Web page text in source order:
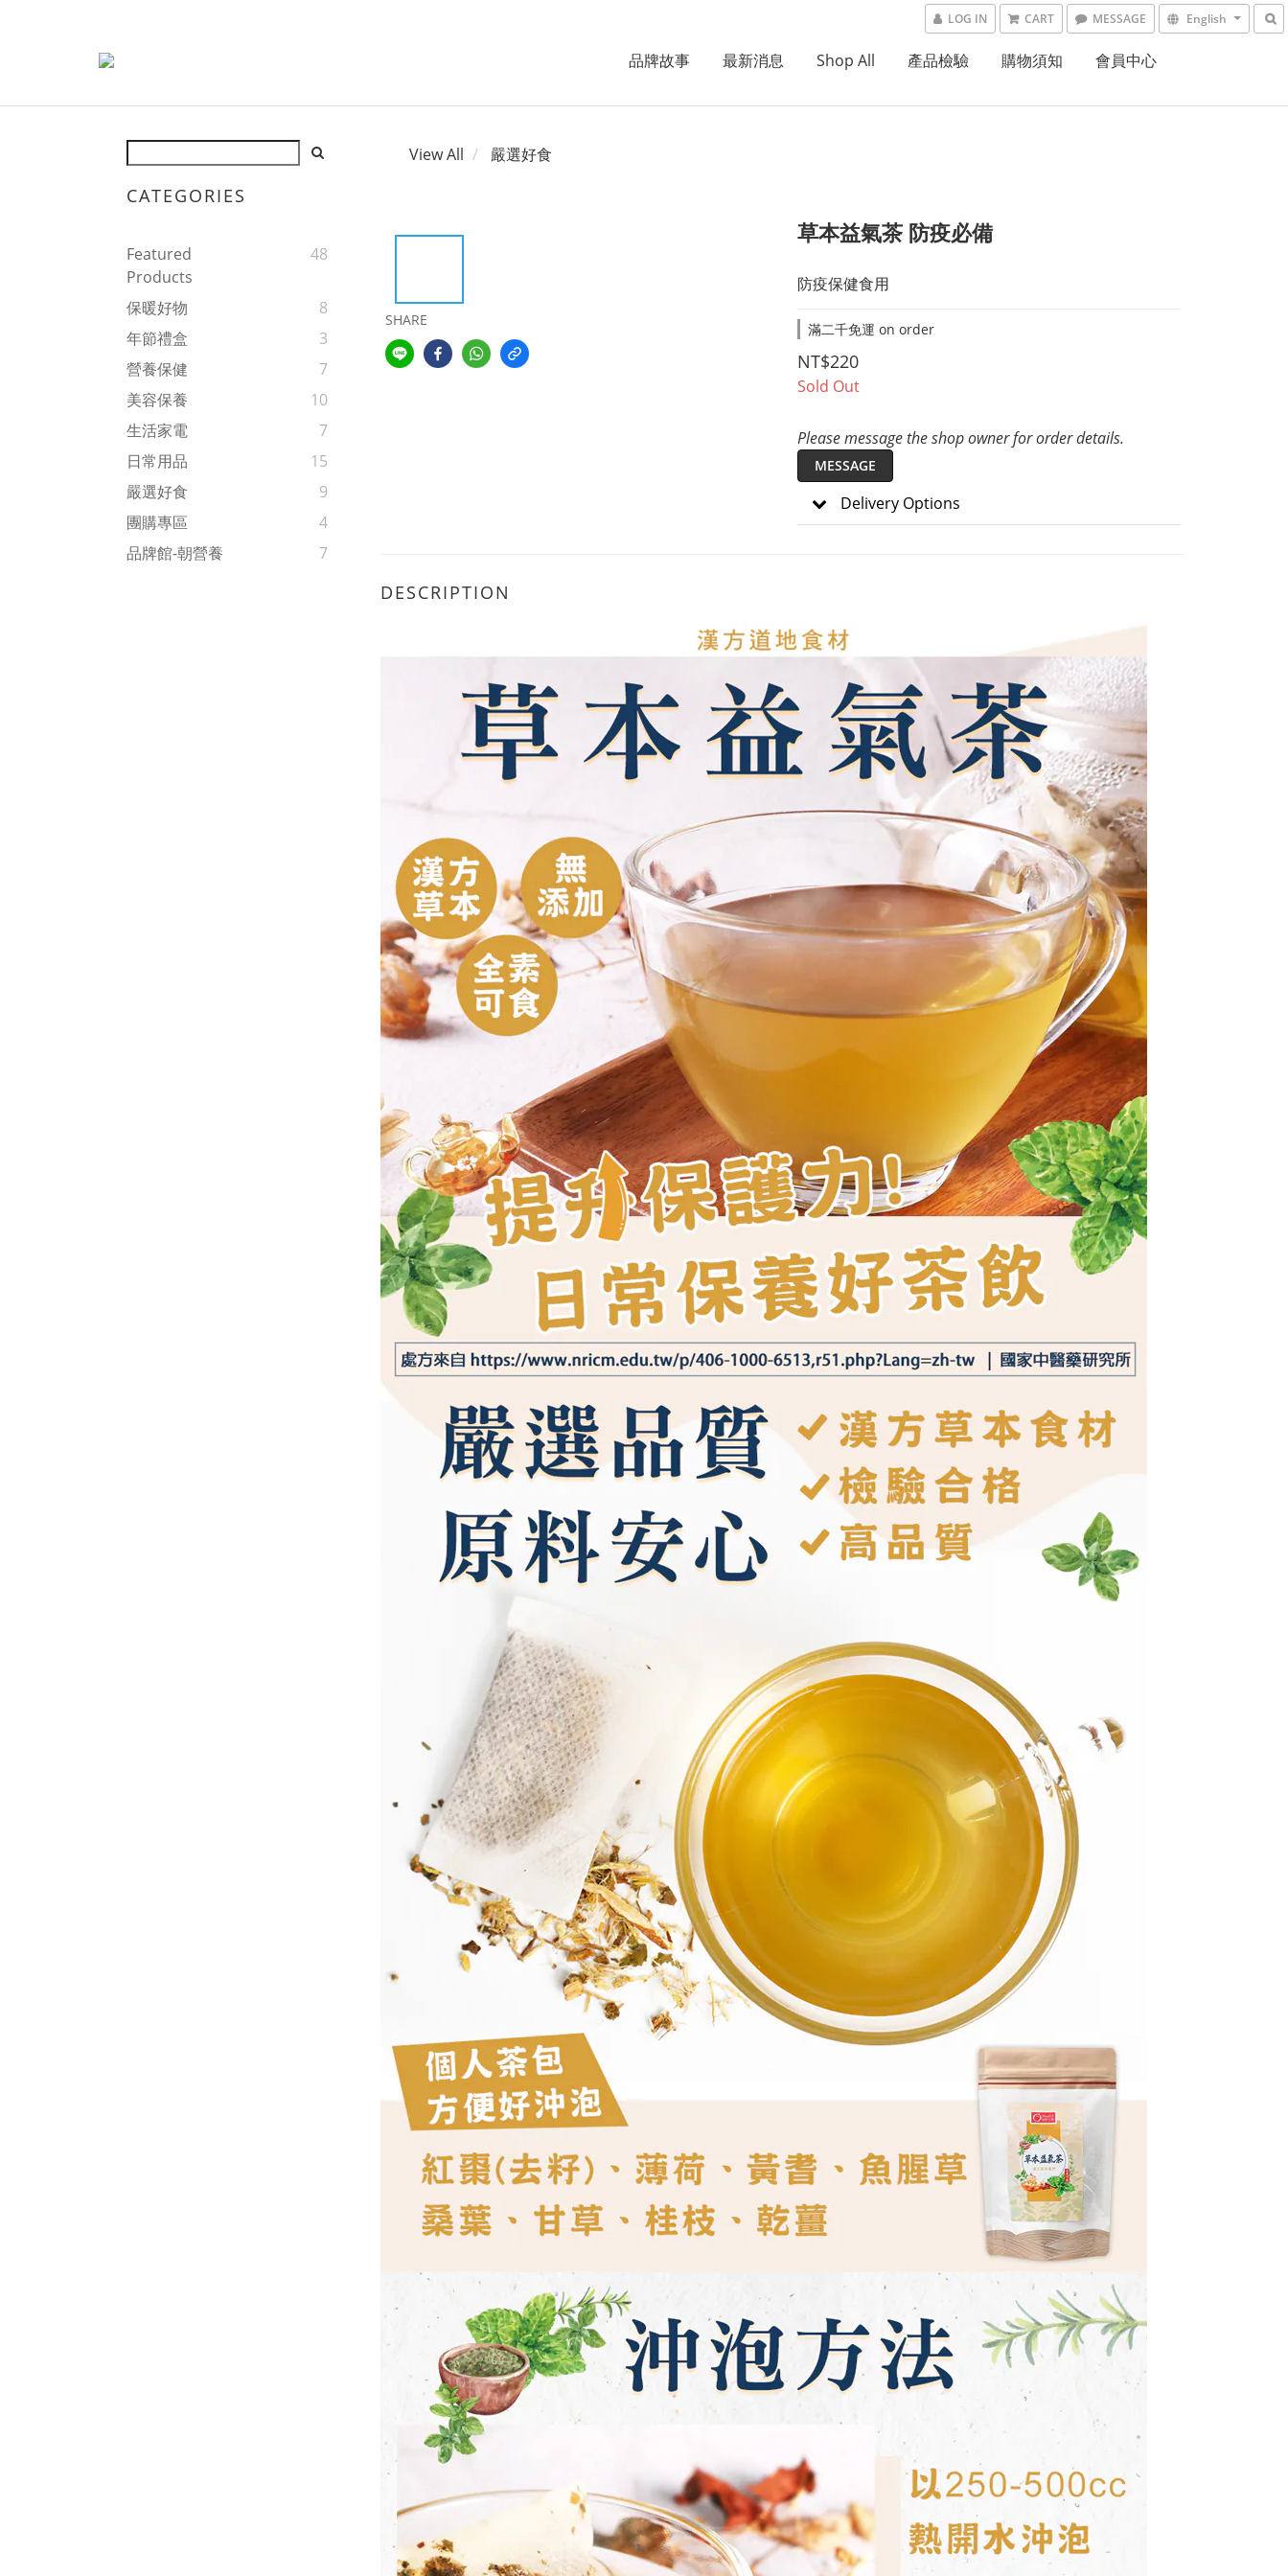
LOG IN CART MESSAGE English
品牌故事 最新消息 Shop All 產品檢驗 購物須知 會員中心
CATEGORIES
Featured
Products
48
保暖好物
8
年節禮盒
3
營養保健
7
美容保養
10
生活家電
7
日常用品
15
嚴選好食
9
團購專區
4
品牌館-朝營養
7
View All 嚴選好食
SHARE
草本益氣茶 防疫必備
防疫保健食用
滿二千免運 on order
NT$220
Sold Out
Please message the shop owner for order details.
MESSAGE
Delivery Options
DESCRIPTION